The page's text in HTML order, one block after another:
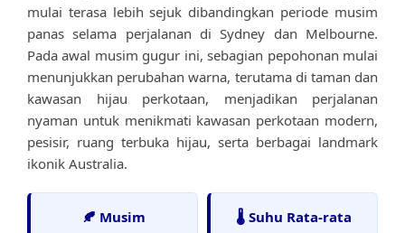
mulai terasa lebih sejuk dibandingkan periode musim
panas selama perjalanan di Sydney dan Melbourne.
Pada awal musim gugur ini, sebagian pepohonan mulai
menunjukkan perubahan warna, terutama di taman dan
kawasan hijau perkotaan, menjadikan perjalanan
nyaman untuk menikmati kawasan perkotaan modern,
pesisir, ruang terbuka hijau, serta berbagai landmark
ikonik Australia.
🍂 Musim
🌡️ Suhu Rata-rata